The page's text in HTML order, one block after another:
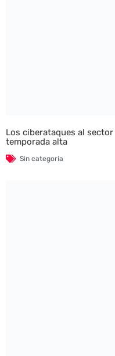
Los ciberataques al
temporada alta
Sin categoría